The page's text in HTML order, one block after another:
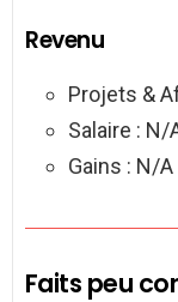
Revenu
Projets &
Salaire : N/
Gains : N/A
Faits peu